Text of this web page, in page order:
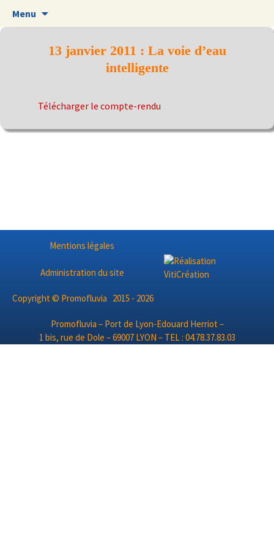
Menu
13 janvier 2011 : La voie d’eau
intelligente
Télécharger le compte-rendu
Mentions légales
Administration du site
Copyright © Promofluvia 2015 - 2026
Promofluvia – Port de Lyon-Edouard Herriot –
1 bis, rue de Dole – 69007 LYON – TEL : 04.78.37.83.03